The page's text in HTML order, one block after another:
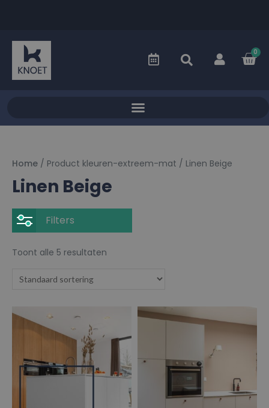
0
Home / Product kleuren-extreem-mat / Linen Beige
Linen Beige
Filters
Toont alle 5 resultaten